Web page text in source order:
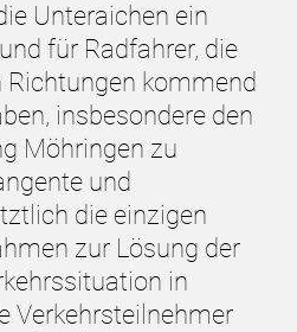
Unteraichen ein
für Radfahrer, die
Richtungen kommend
insbesondere den
Möhringen zu
und
die einzigen
zur Lösung der
in
Verkehrsteilnehmer